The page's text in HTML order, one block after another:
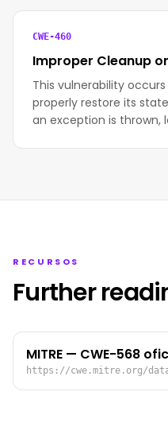
CWE-460
Improper Cleanup
This vulnerability
properly restore its
an exception is thrown,
RECURSOS
Further
MITRE — CWE-568
https://cwe.mitre.org/